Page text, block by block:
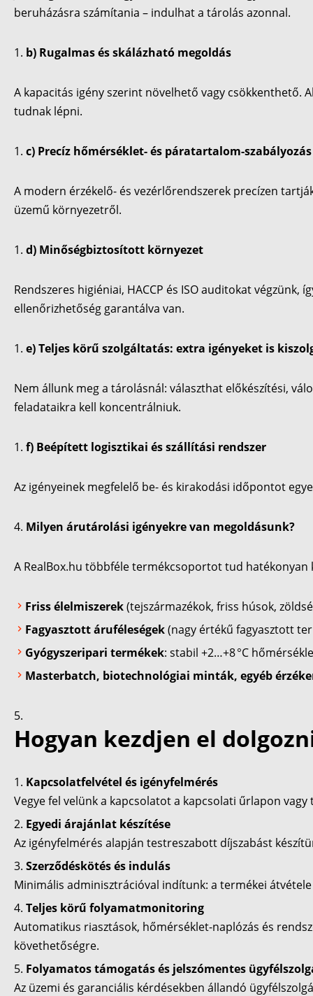
beruházásra számítania – indulhat a tárolás azonnal.
b) Rugalmas és skálázható megoldás
A kapacitás igény szerint növelhető vagy csökkenthető.
tudnak lépni.
c) Precíz hőmérséklet- és páratartalom-szabályozás
A modern érzékelő- és vezérlőrendszerek precízen
üzemű környezetről.
d) Minőségbiztosított környezet
Rendszeres higiéniai, HACCP és ISO auditokat
ellenőrizhetőség garantálva van.
e) Teljes körű szolgáltatás: extra igényeket is
Nem állunk meg a tárolásnál: választhat előkészítési,
feladataikra kell koncentrálniuk.
f) Beépített logisztikai és szállítási rendszer
Az igényeinek megfelelő be- és kirakodási időpontot
Milyen árutárolási igényekre van megoldásunk?
A RealBox.hu többféle termékcsoportot tud hatékonyan
Friss élelmiszerek(tejszármazékok, friss húsok,
Fagyasztott áruféleségek(nagy értékű fagyasztott
Gyógyszeripari termékek: stabil +2…+8 °C
Masterbatch, biotechnológiai minták, egyéb
Hogyan kezdjen el
Kapcsolatfelvétel és igényfelmérés
Vegye fel velünk a kapcsolatot a kapcsolati űrlapon
Egyedi árajánlat készítése
Az igényfelmérés alapján testreszabott díjszabást
Szerződéskötés és indulás
Minimális adminisztrációval indítunk: a termékei
Teljes körű folyamatmonitoring
Automatikus riasztások, hőmérséklet-naplózás és
követhetőségre.
Folyamatos támogatás és jelszómentes
Az üzemi és garanciális kérdésekben állandó